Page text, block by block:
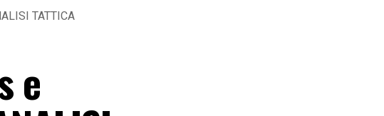
TATTICA
e